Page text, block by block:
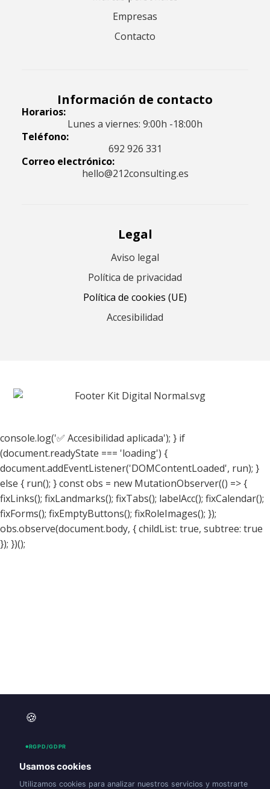
Empresas
Contacto
Información de contacto
Horarios:
Lunes a viernes: 9:00h -18:00h
Teléfono:
692 926 331
Correo electrónico:
hello@212consulting.es
Legal
Aviso legal
Política de privacidad
Política de cookies (UE)
Accesibilidad
console.log('✅ Accesibilidad aplicada'); } if
(document.readyState === 'loading') {
document.addEventListener('DOMContentLoaded', run); }
else { run(); } const obs = new MutationObserver(() => {
fixLinks(); fixLandmarks(); fixTabs(); labelAcc(); fixCalendar();
fixForms(); fixEmptyButtons(); fixRoleImages(); });
obs.observe(document.body, { childList: true, subtree: true
}); })();
🍪
RGPD/GDPR
Usamos cookies
Utilizamos cookies para analizar nuestros servicios y mostrarte